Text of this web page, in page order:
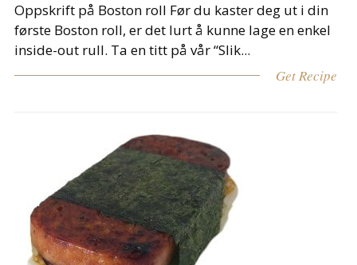
Oppskrift på Boston roll Før du kaster deg ut i din
første Boston roll, er det lurt å kunne lage en enkel
inside-out rull. Ta en titt på vår “Slik...
Get Recipe